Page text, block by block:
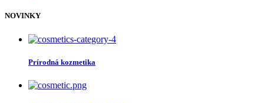
NOVINKY
Prírodná kozmetika